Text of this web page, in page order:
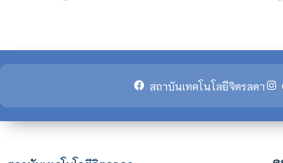
สถาบันเทคโนโลยีจิตรลดา